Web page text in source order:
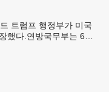
트럼프 행정부가 미국
했다.연방국무부는 6일